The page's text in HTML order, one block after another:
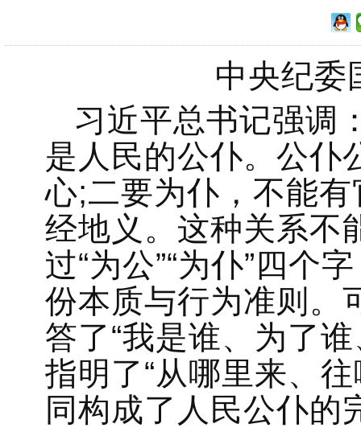
中央纪委
习近平总书记强调
是人民的公仆。公仆
心;二要为仆，不能
经地义。这种关系不
过“为公”“为仆”四个
份本质与行为准则。
答了“我是谁、为了
指明了“从哪里来、
同构成了人民公仆的